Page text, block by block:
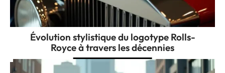
Évolution stylistique du logotype Rolls-
Royce à travers les décennies